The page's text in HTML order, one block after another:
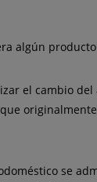
algún
el cambio
se